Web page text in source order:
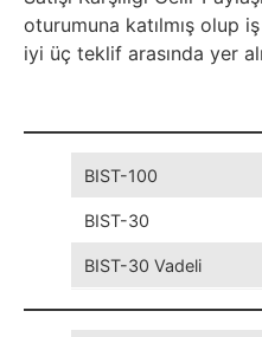
oturumuna katılmış olup
iyi üç teklif arasında yer
BIST-100
BIST-30
BIST-30 Vadeli